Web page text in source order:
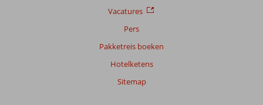
Vacatures
Pers
Pakketreis boeken
Hotelketens
Sitemap